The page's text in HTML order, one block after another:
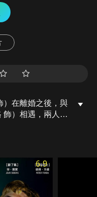
）在離婚之後，與
飾）相遇，兩人很
6.9